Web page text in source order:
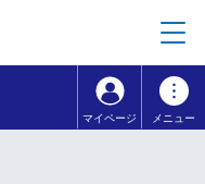
ションへ移動
マイページ メニュー